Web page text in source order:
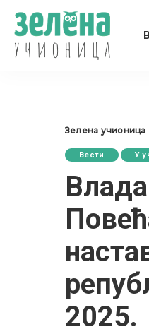
Зелена учионица
Вести У
2025.